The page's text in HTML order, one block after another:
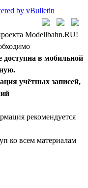
Modellbahn.RU!
доступна в мобильной
учётных записей,
рекомендуется
ко всем материалам